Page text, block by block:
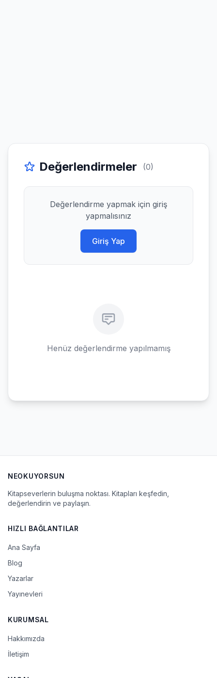
Değerlendirmeler (0)
Değerlendirme yapmak için giriş
yapmalısınız
Giriş Yap
Henüz değerlendirme yapılmamış
NEOKUYORSUN
Kitapseverlerin buluşma noktası. Kitapları keşfedin,
değerlendirin ve paylaşın.
HIZLI BAĞLANTILAR
Ana Sayfa
Blog
Yazarlar
Yayınevleri
KURUMSAL
Hakkımızda
İletişim